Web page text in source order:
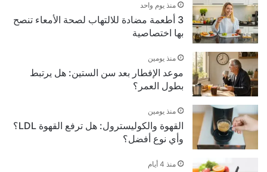
منذ يوم واحد
3 أطعمة مضادة للالتهاب لصحة الأمعاء تنصح
بها اختصاصية
منذ يومين
موعد الإفطار بعد سن الستين: هل يرتبط
بطول العمر؟
منذ يومين
القهوة والكوليسترول: هل ترفع القهوة LDL؟
وأي نوع أفضل؟
منذ 4 أيام